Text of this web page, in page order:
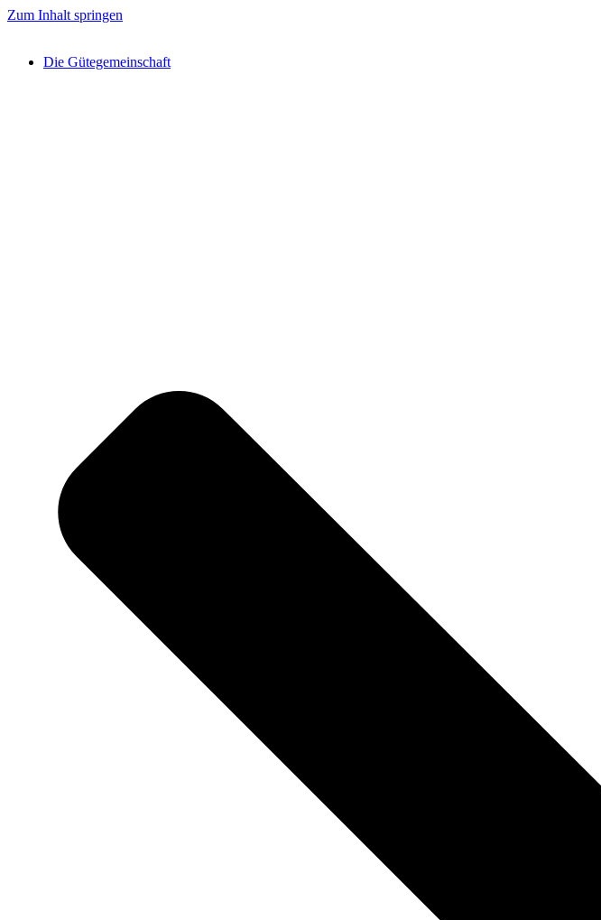
Zum Inhalt springen
Die Gütegemeinschaft